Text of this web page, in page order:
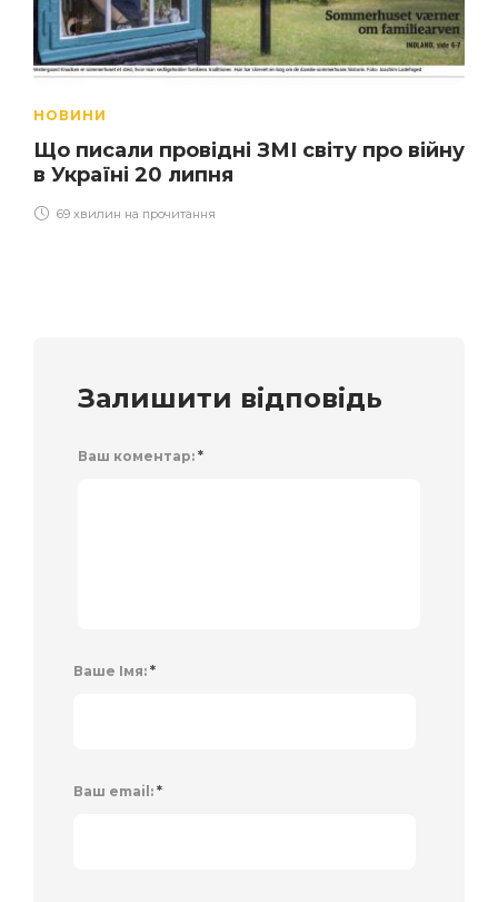
НОВИНИ
Що писали провідні ЗМІ світу про війну
в Україні 20 липня
69 хвилин на прочитання
Залишити відповідь
Ваш коментар: *
Ваше Імя: *
Ваш email: *